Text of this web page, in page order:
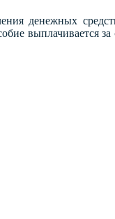
денежных
выплачивается